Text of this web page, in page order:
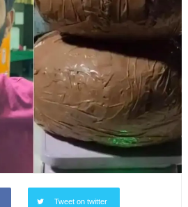
Tweet on twitter